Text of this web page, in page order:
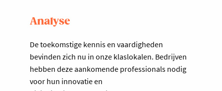
Analyse
De toekomstige kennis en vaardigheden
bevinden zich nu in onze klaslokalen. Bedrijven
hebben deze aankomende professionals nodig
voor hun innovatie en